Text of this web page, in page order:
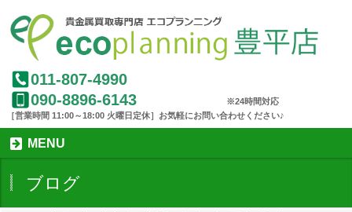
011-807-4990
090-8896-6143
MENU
ブログ